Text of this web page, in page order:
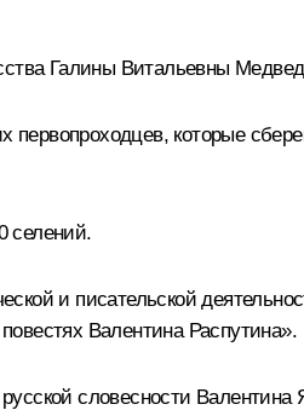
Галины Витальевны
которые
селений.
и писательской
Валентина Распутина».
словесности Валентина